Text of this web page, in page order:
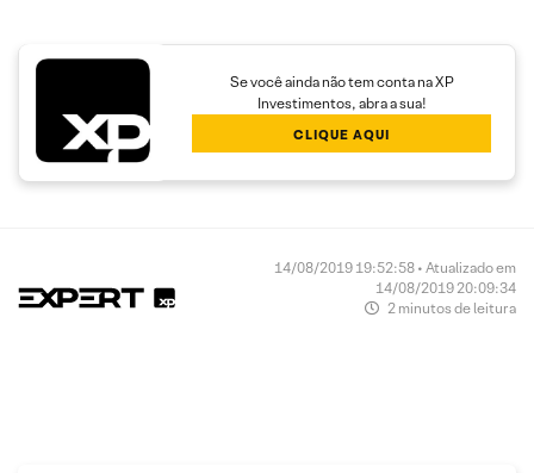
Se você ainda não tem conta na XP
Investimentos, abra a sua!
CLIQUE AQUI
14/08/2019 19:52:58 • Atualizado em
14/08/2019 20:09:34
2 minutos de leitura